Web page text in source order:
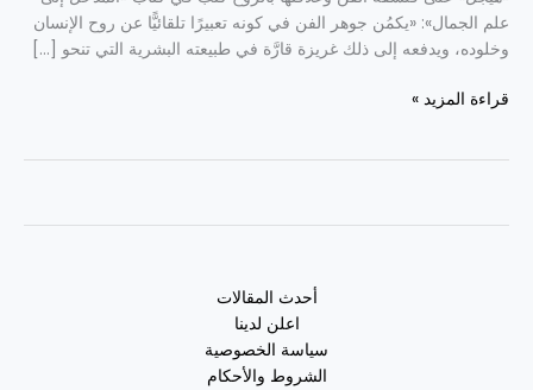
علم الجمال»: «يكمُن جوهر الفن في كونه تعبيرًا تلقائيًّا عن روح الإنسان
وخلوده، ويدفعه إلى ذلك غريزة قارَّة في طبيعته البشرية التي تنحو […]
قراءة المزيد »
أحدث المقالات
اعلن لدينا
سياسة الخصوصية
الشروط والأحكام